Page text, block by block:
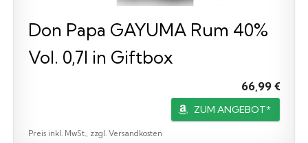
Don Papa GAYUMA Rum 40%
Vol. 0,7l in Giftbox
66,99 €
ZUM ANGEBOT*
Preis inkl. MwSt., zzgl. Versandkosten